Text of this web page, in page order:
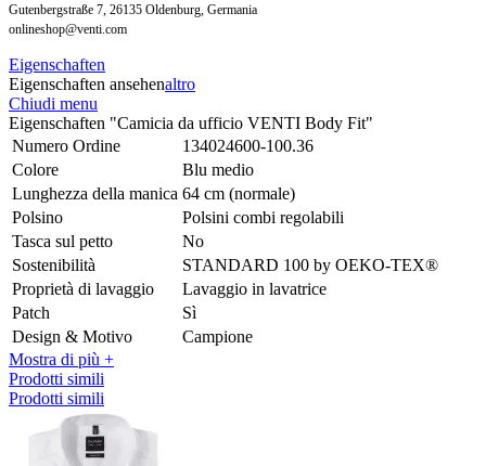
Gutenbergstraße 7, 26135 Oldenburg, Germania
onlineshop@venti.com
Eigenschaften
Eigenschaften ansehenaltro
Chiudi menu
Eigenschaften "Camicia da ufficio VENTI Body Fit"
Numero Ordine
134024600-100.36
Colore
Blu medio
Lunghezza della manica 64 cm (normale)
Polsino
Polsini combi regolabili
Tasca sul petto
No
Sostenibilità
STANDARD 100 by OEKO-TEX®
Proprietà di lavaggio
Lavaggio in lavatrice
Patch
Sì
Design & Motivo
Campione
Mostra di più +
Prodotti simili
Prodotti simili